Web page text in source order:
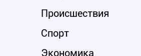
Происшествия
Спорт
Экономика